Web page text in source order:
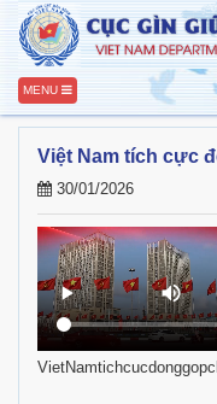
MENU
Việt Nam tích cực
30/01/2026